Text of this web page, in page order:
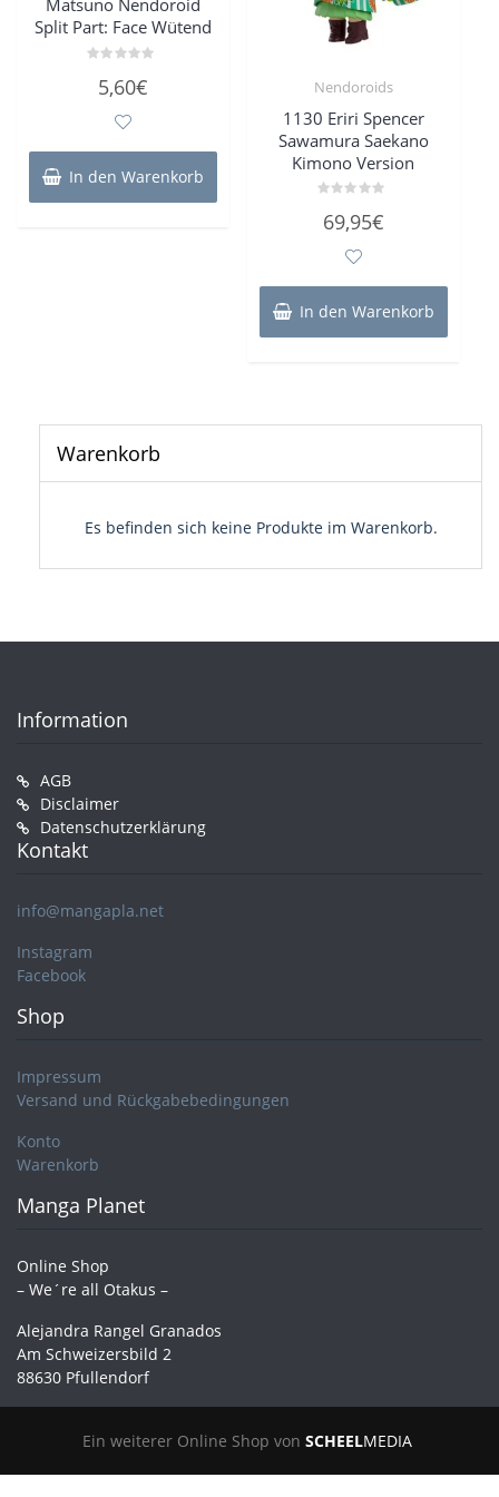
Matsuno Nendoroid
Split Part: Face Wütend
mit5,60€
In den Warenkorb
Nendoroids
1130 Eriri Spencer
Sawamura Saekano
Kimono Version
mit
69,95€
In den Warenkorb
Warenkorb
Es befinden sich keine Produkte im Warenkorb.
Information
AGB
Disclaimer
Datenschutzerklärung
Kontakt
info@mangapla.net
Instagram
Facebook
Shop
Impressum
Versand und Rückgabebedingungen
Konto
Warenkorb
Manga Planet
Online Shop
– We´re all Otakus –
Alejandra Rangel Granados
Am Schweizersbild 2
88630 Pfullendorf
Ein weiterer Online Shop von SCHEELMEDIA